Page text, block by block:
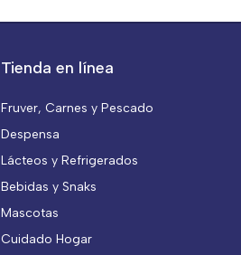
Tienda en línea
Fruver, Carnes y Pescado
Despensa
Lácteos y Refrigerados
Bebidas y Snaks
Mascotas
Cuidado Hogar